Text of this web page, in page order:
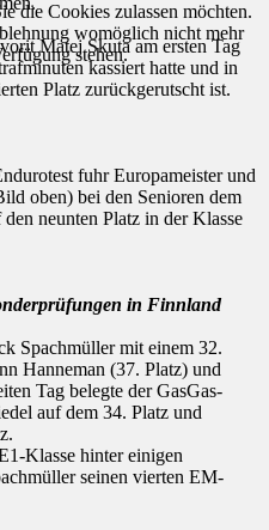
Matej Skuta am ersten Tag
kassiert hatte und in
Platz zurückgerutscht ist.
fuhr Europameister und
oben) bei den Senioren dem
neunten Platz in der Klasse
in Finnland
Spachmüller mit einem 32.
Hanneman (37. Platz) und
Tag belegte der GasGas-
auf dem 34. Platz und
Klasse hinter einigen
seinen vierten EM-
die Cookies zulassen möchten.
womöglich nicht mehr
stehen.